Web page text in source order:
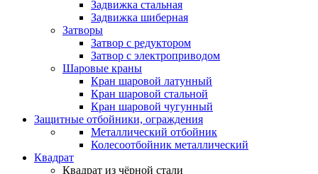
Задвижка стальная
Задвижка шиберная
Затворы
Затвор с редуктором
Затвор с электроприводом
Шаровые краны
Кран шаровой латунный
Кран шаровой стальной
Кран шаровой чугунный
Защитные отбойники, ограждения
Металлический отбойник
Колесоотбойник металлический
Квадрат
Квадрат из чёрной стали